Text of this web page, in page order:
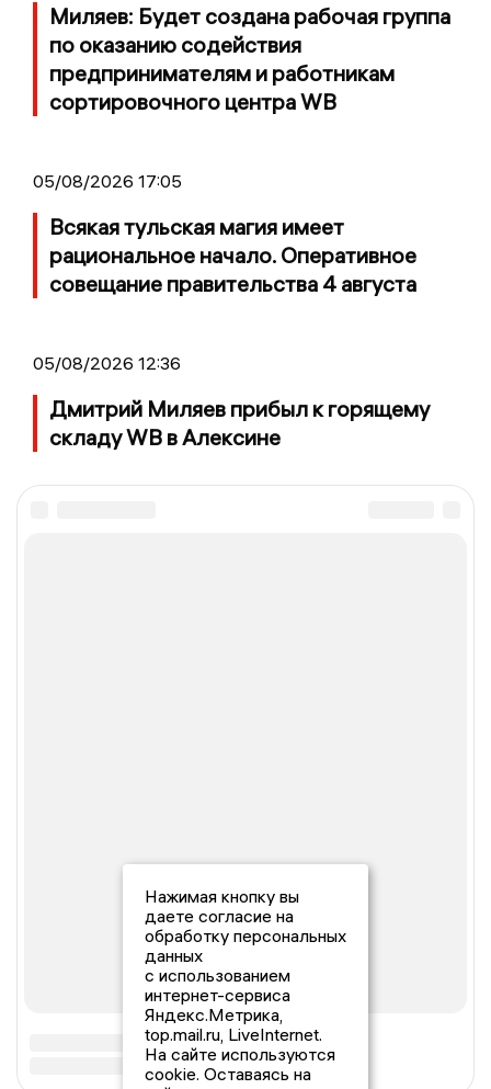
Миляев: Будет создана рабочая группа
по оказанию содействия
предпринимателям и работникам
сортировочного центра WB
05/08/2026 17:05
Всякая тульская магия имеет
рациональное начало. Оперативное
совещание правительства 4 августа
05/08/2026 12:36
Дмитрий Миляев прибыл к горящему
складу WB в Алексине
Нажимая кнопку вы
даете согласие на
обработку персональных
данных
с использованием
интернет-сервиса
Яндекс.Метрика,
top.mail.ru, LiveInternet.
На сайте используются
cookie. Оставаясь на